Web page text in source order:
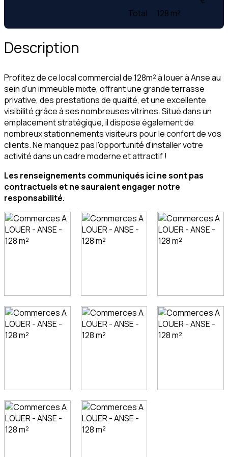
Total
128 m²
Description
Profitez de ce local commercial de 128m² à louer à Anse au
sein d'un immeuble mixte, offrant une grande terrasse
privative, des prestations de qualité, et une excellente
visibilité grâce à ses nombreuses vitrines. Situé dans un
emplacement stratégique, il dispose également de
nombreux stationnements visiteurs pour le confort de vos
clients. Ne manquez pas l'opportunité d'installer votre
activité dans un cadre moderne et attractif !
Les renseignements communiqués ici ne sont pas
contractuels et ne sauraient engager notre
responsabilité.